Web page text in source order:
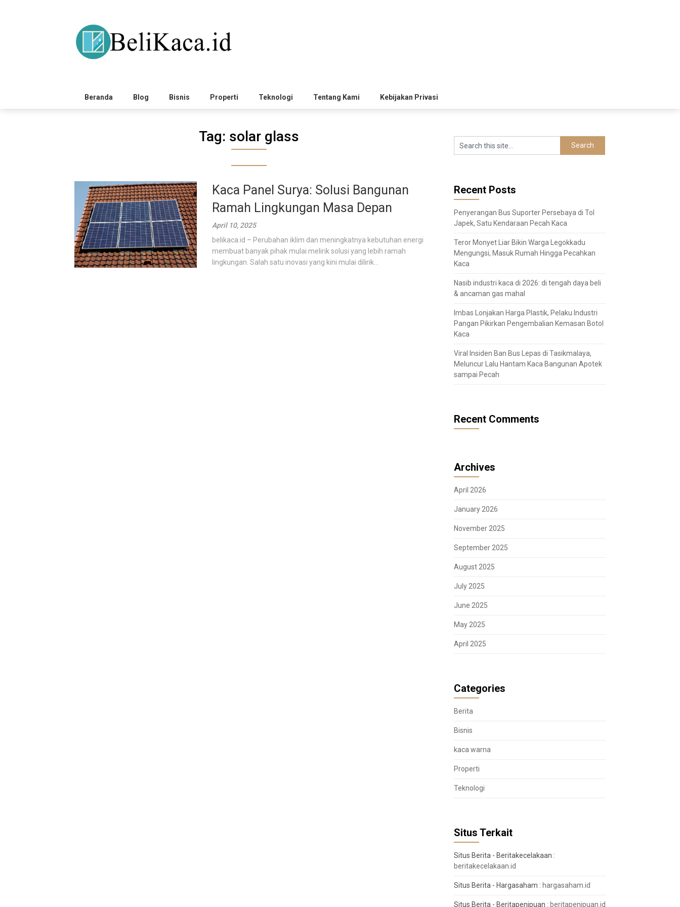
Beranda Blog Bisnis Properti Teknologi Tentang Kami Kebijakan Privasi
Tag: solar glass
Kaca Panel Surya: Solusi Bangunan
Ramah Lingkungan Masa Depan
April 10, 2025
belikaca.id – Perubahan iklim dan meningkatnya kebutuhan energi
membuat banyak pihak mulai melirik solusi yang lebih ramah
lingkungan. Salah satu inovasi yang kini mulai dilirik...
Recent Posts
Penyerangan Bus Suporter Persebaya di Tol
Japek, Satu Kendaraan Pecah Kaca
Teror Monyet Liar Bikin Warga Legokkadu
Mengungsi, Masuk Rumah Hingga Pecahkan
Kaca
Nasib industri kaca di 2026: di tengah daya beli
& ancaman gas mahal
Imbas Lonjakan Harga Plastik, Pelaku Industri
Pangan Pikirkan Pengembalian Kemasan Botol
Kaca
Viral Insiden Ban Bus Lepas di Tasikmalaya,
Meluncur Lalu Hantam Kaca Bangunan Apotek
sampai Pecah
Recent Comments
Archives
April 2026
January 2026
November 2025
September 2025
August 2025
July 2025
June 2025
May 2025
April 2025
Categories
Berita
Bisnis
kaca warna
Properti
Teknologi
Situs Terkait
Situs Berita - Beritakecelakaan :
beritakecelakaan.id
Situs Berita - Hargasaham : hargasaham.id
Situs Berita - Beritapenipuan : beritapenipuan.id